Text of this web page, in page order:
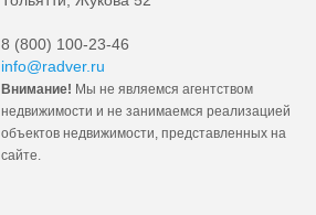
8 (800) 100-23-46
info@radver.ru
Внимание! Мы не являемся агентством
недвижимости и не занимаемся реализацией
объектов недвижимости, представленных на
сайте.